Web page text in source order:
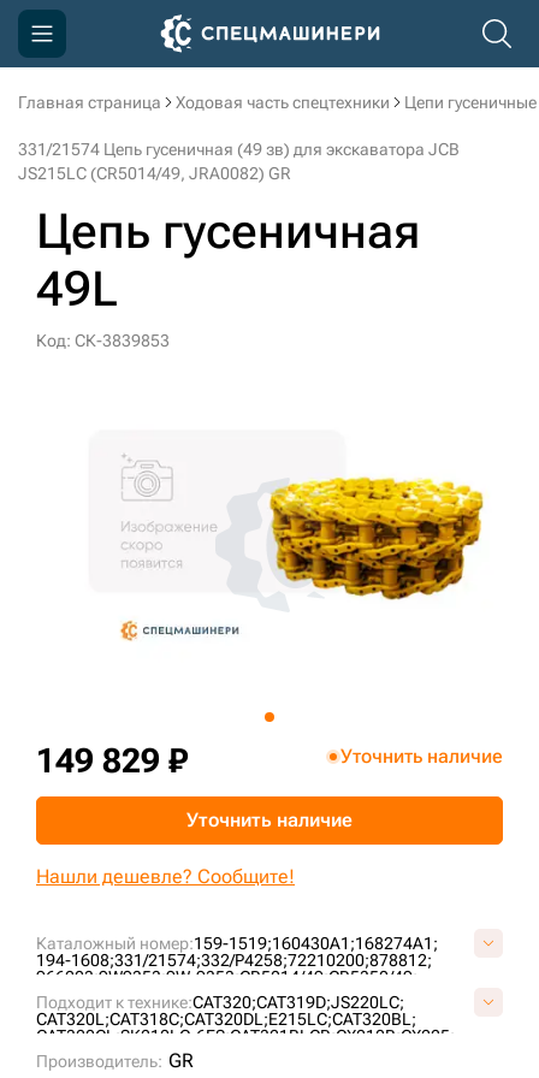
Главная страница Ходовая часть спецтехники Цепи гусеничные
331/21574 Цепь гусеничная (49 зв) для экскаватора JCB
JS215LC (CR5014/49, JRA0082) GR
Цепь гусеничная
49L
Код: СК-3839853
Каталожный номер:159-1519;160430A1;168274A1;
194-1608;331/21574;332/P4258;72210200;878812;
966203;9W9353;9W-9353;CR5014/49;CR5350/49;
E01198A1M00049;
E1622700M00049; JRA0082;
KRA11500;KRA1260;KRA1805;KRA18630;UL190B1G49;
UL190B1P49;VCR5350/49HDV;VE0119A849;
Подходит к технике:CAT320;CAT319D;JS220LC;
CAT320L;CAT318C;CAT320DL;E215LC;CAT320BL;
CAT320CL;SK210LC-6ES;CAT321BLCR;CX210B;CX225;
CX240B LR;
CAT318CL;
SK210LC;SK210LC-6;
Производитель: GR
149 829 ₽ Уточнить наличие
Уточнить наличие
Нашли дешевле? Сообщите!
Компания
Акции
Доставка и оплата
Информация
sksale@skdst.ru
+7 (499) 394-50-93